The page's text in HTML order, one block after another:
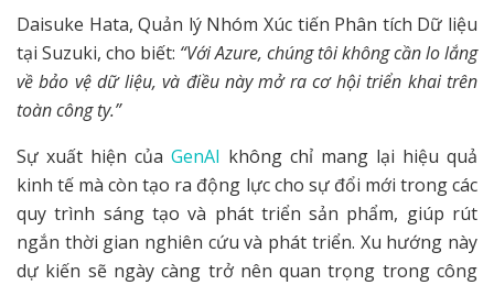
Daisuke Hata, Quản lý Nhóm Xúc tiến Phân tích Dữ liệu
tại Suzuki, cho biết: “Với Azure, chúng tôi không cần lo lắng
về bảo vệ dữ liệu, và điều này mở ra cơ hội triển khai trên
toàn công ty.”
Sự xuất hiện của GenAI không chỉ mang lại hiệu quả
kinh tế mà còn tạo ra động lực cho sự đổi mới trong các
quy trình sáng tạo và phát triển sản phẩm, giúp rút
ngắn thời gian nghiên cứu và phát triển. Xu hướng này
dự kiến sẽ ngày càng trở nên quan trọng trong công